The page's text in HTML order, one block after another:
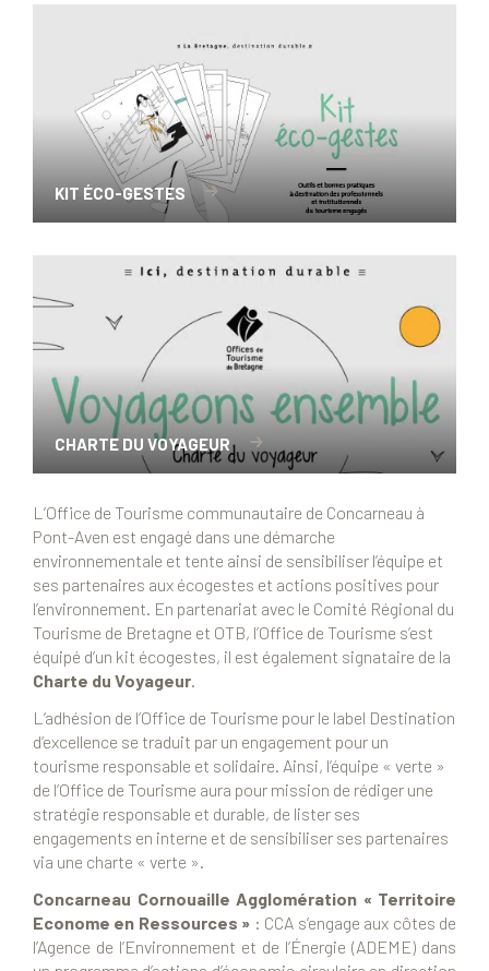
KIT ÉCO-GESTES
CHARTE DU VOYAGEUR
L’Office de Tourisme communautaire de Concarneau à
Pont-Aven est engagé dans une démarche
environnementale et tente ainsi de sensibiliser l’équipe et
ses partenaires aux écogestes et actions positives pour
l’environnement. En partenariat avec le Comité Régional du
Tourisme de Bretagne et OTB, l’Office de Tourisme s’est
équipé d’un kit écogestes, il est également signataire de la
Charte du Voyageur.
L’adhésion de l’Office de Tourisme pour le label Destination
d’excellence se traduit par un engagement pour un
tourisme responsable et solidaire. Ainsi, l’équipe « verte »
de l’Office de Tourisme aura pour mission de rédiger une
stratégie responsable et durable, de lister ses
engagements en interne et de sensibiliser ses partenaires
via une charte « verte ».
Concarneau Cornouaille Agglomération « Territoire
Econome en Ressources » : CCA s’engage aux côtes de
l’Agence de l’Environnement et de l’Énergie (ADEME) dans